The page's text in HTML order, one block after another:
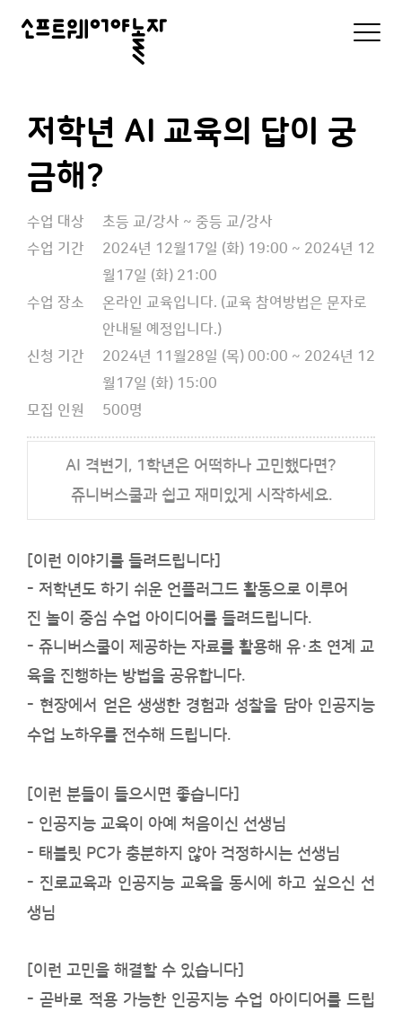
소
웨
어
야
놀
자
모
저학년 AI 교육의 답이 궁
금해?
수업 대상
초등 교/강사 ~ 중등 교/강사
수업 기간
2024년 12월17일 (화) 19:00 ~ 2024년 12
월17일 (화) 21:00
수업 장소
온라인 교육입니다. (교육 참여방법은 문자로
안내될 예정입니다.)
신청 기간
2024년 11월28일 (목) 00:00 ~ 2024년 12
월17일 (화) 15:00
모집 인원
500명
AI 격변기, 1학년은 어떡하나 고민했다면?
쥬니버스쿨과 쉽고 재미있게 시작하세요.
[이런 이야기를 들려드립니다]
- 저학년도 하기 쉬운 언플러그드 활동으로 이루어
진 놀이 중심 수업 아이디어를 들려드립니다.
- 쥬니버스쿨이 제공하는 자료를 활용해 유·초 연계 교
육을 진행하는 방법을 공유합니다.
- 현장에서 얻은 생생한 경험과 성찰을 담아 인공지능
수업 노하우를 전수해 드립니다.
[이런 분들이 들으시면 좋습니다]
- 인공지능 교육이 아예 처음이신 선생님
- 태블릿 PC가 충분하지 않아 걱정하시는 선생님
- 진로교육과 인공지능 교육을 동시에 하고 싶으신 선
생님
[이런 고민을 해결할 수 있습니다]
- 곧바로 적용 가능한 인공지능 수업 아이디어를 드립